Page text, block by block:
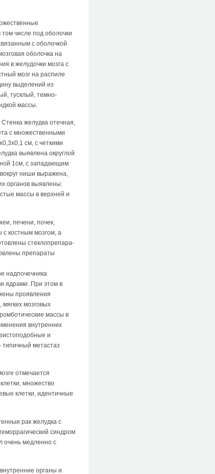
числе под оболочки
с оболочкой
оболочка на
в желудочки мозга с
мозг на распиле
выделений из
тусклый, темно-
массы.
желудка отечная,
с множественными
см, с четкими
выявлена округлой
1см, с западающим
ниши выражена,
органов выявлены:
массы в верхней и
печени, почек,
с костным мозгом, а
стеклопрепара-
препараты
надпочечника
ядрами. При этом в
проявления
мозговых
массы в
внутренних
и
типичный метастаз
отмечается
множество
клетки, идентичные
рак желудка с
синдром
очень медленно с
органы и